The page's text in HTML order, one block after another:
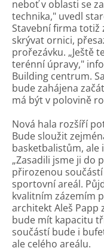
neboť v oblasti se
technika," uvedl
Stavební firma totiž
skrývat ornici,
prořezávku. „Ještě
terénní úpravy,"
Building centrum.
bude zahájena
má být v polovině
Nová hala rozšíří
Bude sloužit
basketbalistům,
„Zasadili jsme ji do
přirozenou
sportovní areál.
kvalitním zázemím
architekt Aleš Papp
bude mít kapacitu
součástí bude i
ale celého areálu.